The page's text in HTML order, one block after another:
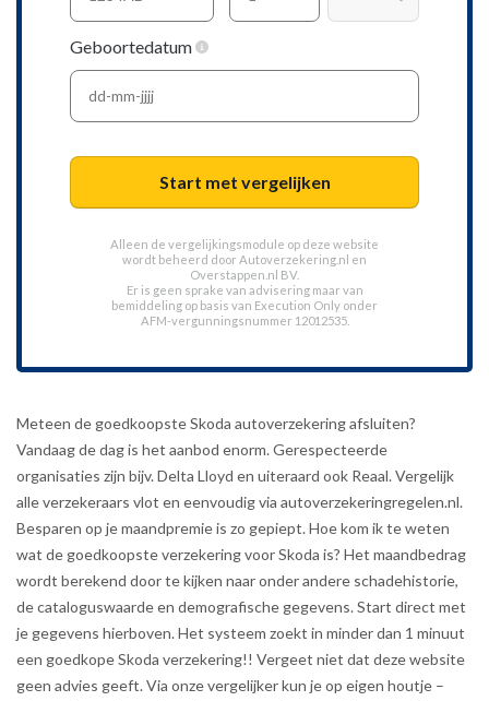
Geboortedatum
Start met vergelijken
Alleen de vergelijkingsmodule op deze website
wordt beheerd door Autoverzekering.nl en
Overstappen.nl BV.
Er is geen sprake van advisering maar van
bemiddeling op basis van Execution Only onder
AFM-vergunningsnummer 12012535.
Meteen de goedkoopste Skoda autoverzekering afsluiten?
Vandaag de dag is het aanbod enorm. Gerespecteerde
organisaties zijn bijv. Delta Lloyd en uiteraard ook Reaal. Vergelijk
alle verzekeraars vlot en eenvoudig via autoverzekeringregelen.nl.
Besparen op je maandpremie is zo gepiept. Hoe kom ik te weten
wat de goedkoopste verzekering voor Skoda is? Het maandbedrag
wordt berekend door te kijken naar onder andere schadehistorie,
de cataloguswaarde en demografische gegevens. Start direct met
je gegevens hierboven. Het systeem zoekt in minder dan 1 minuut
een goedkope Skoda verzekering!! Vergeet niet dat deze website
geen advies geeft. Via onze vergelijker kun je op eigen houtje –